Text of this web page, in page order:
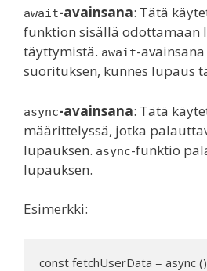
await-avainsana: Tätä
funktion sisällä odottamaan
täyttymistä. await-
suorituksen, kunnes lupaus
async-avainsana: Tätä
määrittelyssä, jotka
lupauksen. async-funktio
lupauksen.
Esimerkki:
const fetchUserData = async